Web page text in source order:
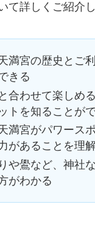
て詳しくご紹介し
満宮の歴史とご
きる
合わせて楽しめ
トを知ることが
満宮がパワース
があることを理
や鷽など、神社
がわかる